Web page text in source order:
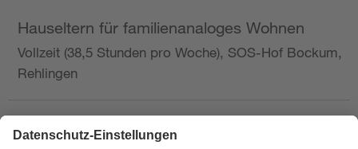
Hauseltern für familienanaloges Wohnen
Vollzeit (38,5 Stunden pro Woche), SOS-Hof Bockum,
Rehlingen
Hauswirtschafterin / Köchin (m/w/d) als